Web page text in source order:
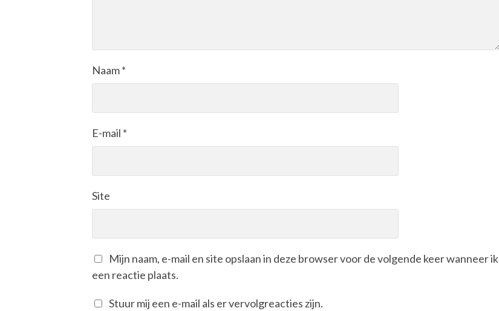
Naam*
E-mail *
Site
Mijn naam, e-mail en site opslaan in deze browser voor de volgende keer wanneer ik
een reactie plaats.
Stuur mij een e-mail als er vervolgreacties zijn.